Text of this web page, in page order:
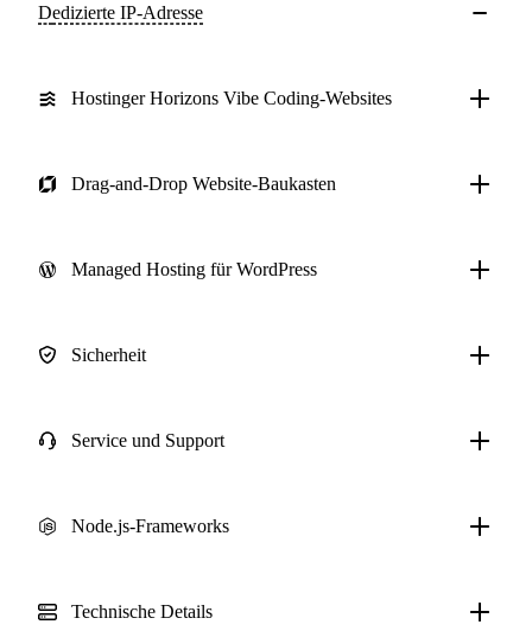
Dedizierte IP-Adresse
Hostinger Horizons Vibe Coding-Websites
Drag-and-Drop Website-Baukasten
Managed Hosting für WordPress
Sicherheit
Service und Support
Node.js-Frameworks
Technische Details